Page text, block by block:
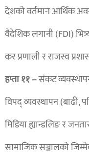
देशको वर्तमान आर्थिक
वैदेशिक लगानी (FDI)
कर प्रणाली र राजस्व
हप्ता ११ –संकट
विपद् व्यवस्थापन (बाढी,
मिडिया ह्यान्डलिङ र
सामाजिक सञ्जालको